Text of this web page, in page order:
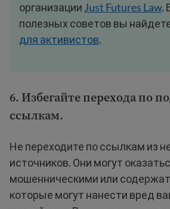
организации Just Futures Law.
полезных советов вы
для активистов.
6. Избегайте перехода по
ссылкам.
Не переходите по ссылкам из
источников. Они могут
мошенническими или
которые могут нанести вред